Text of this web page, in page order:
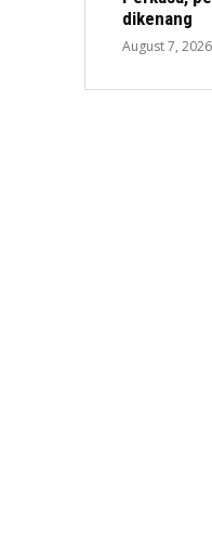
dikenang
August 7, 2026